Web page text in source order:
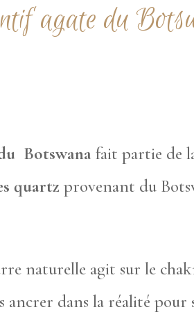
agate du
Botswana fait partie de
quartz provenant du
naturelle agit sur le
ancrer dans la réalité